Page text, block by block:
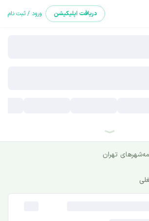
دریافت اپلیکیشن ورود / ثبت نام
تهران